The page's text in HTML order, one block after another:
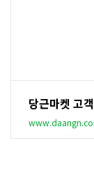
당근마켓 고